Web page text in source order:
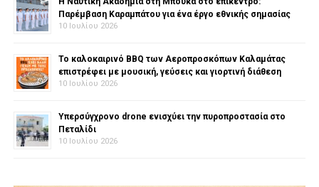
Παρέμβαση Καραμπάτου για ένα έργο εθνικής σημασίας
10 Ιουλίου 2026
Το καλοκαιρινό BBQ των Αεροπροσκόπων Καλαμάτας
επιστρέφει με μουσική, γεύσεις και γιορτινή διάθεση
10 Ιουλίου 2026
Υπερσύγχρονο drone ενισχύει την πυροπροστασία στο
Πεταλίδι
10 Ιουλίου 2026